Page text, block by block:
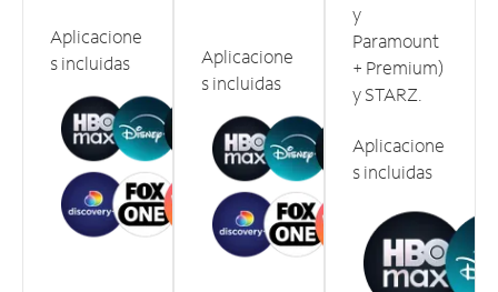
Aplicacione
s incluidas
Aplicacione
s incluidas
y
Paramount
+ Premium)
y STARZ.
Aplicacione
s incluidas